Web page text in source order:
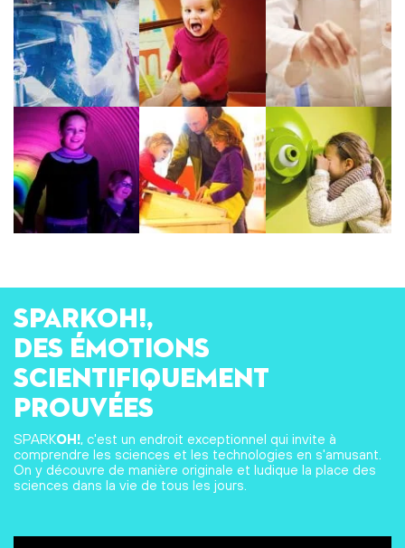
SPARKOH!,
des émotions
scientifiquement
prouvées
SPARKOH!, c'est un endroit exceptionnel qui invite à
comprendre les sciences et les technologies en s'amusant.
On y découvre de manière originale et ludique la place des
sciences dans la vie de tous les jours.